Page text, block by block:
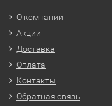
О компании
Акции
Доставка
Оплата
Контакты
Обратная связь